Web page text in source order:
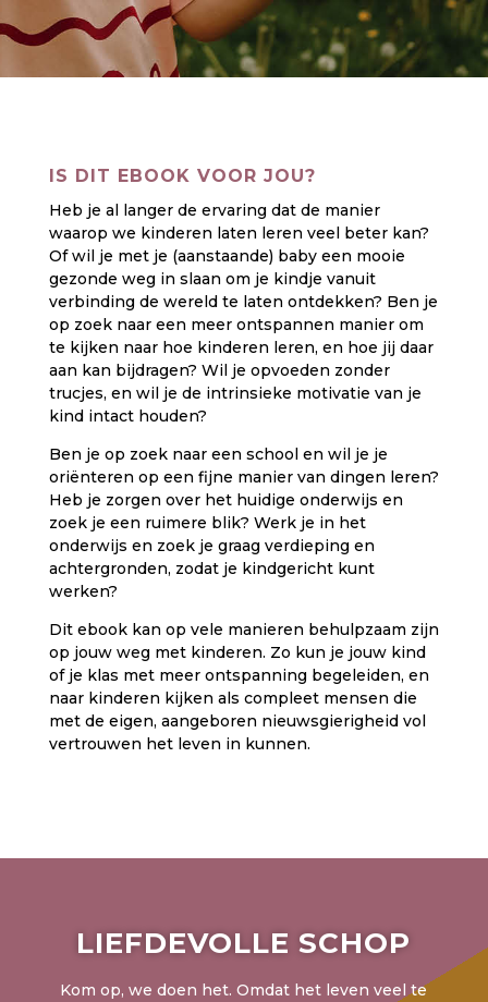
IS DIT EBOOK VOOR JOU?
Heb je al langer de ervaring dat de manier
waarop we kinderen laten leren veel beter kan?
Of wil je met je (aanstaande) baby een mooie
gezonde weg in slaan om je kindje vanuit
verbinding de wereld te laten ontdekken? Ben je
op zoek naar een meer ontspannen manier om
te kijken naar hoe kinderen leren, en hoe jij daar
aan kan bijdragen? Wil je opvoeden zonder
trucjes, en wil je de intrinsieke motivatie van je
kind intact houden?
Ben je op zoek naar een school en wil je je
oriënteren op een fijne manier van dingen leren?
Heb je zorgen over het huidige onderwijs en
zoek je een ruimere blik? Werk je in het
onderwijs en zoek je graag verdieping en
achtergronden, zodat je kindgericht kunt
werken?
Dit ebook kan op vele manieren behulpzaam zijn
op jouw weg met kinderen. Zo kun je jouw kind
of je klas met meer ontspanning begeleiden, en
naar kinderen kijken als compleet mensen die
met de eigen, aangeboren nieuwsgierigheid vol
vertrouwen het leven in kunnen.
LIEFDEVOLLE SCHOP
Kom op, we doen het. Omdat het leven veel te